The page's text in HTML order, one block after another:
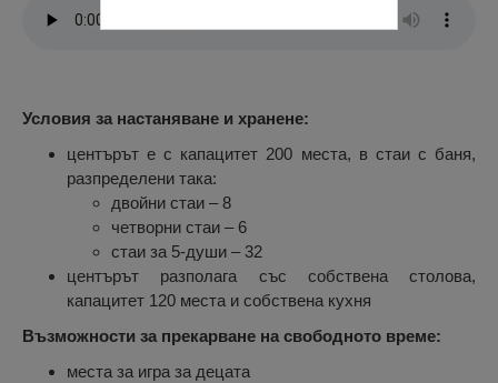
Условия за настаняване и хранене:
центърът е с капацитет 200 места, в стаи с баня,
разпределени така:
двойни стаи – 8
четворни стаи – 6
стаи за 5-души – 32
центърът разполага със собствена столова,
капацитет 120 места и собствена кухня
Възможности за прекарване на свободното време:
места за игра за децата